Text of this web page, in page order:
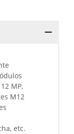
MP,
M12
etc.